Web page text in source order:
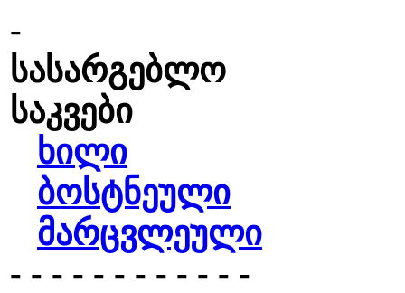
-
სასარგებლო
საკვები
ხილი
ბოსტნეული
მარცვლეული
- - - - - - - - - - - -